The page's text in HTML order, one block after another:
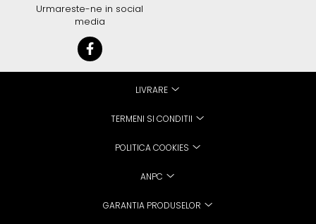
Urmareste-ne in social
media
LIVRARE
TERMENI SI CONDITII
POLITICA COOKIES
ANPC
GARANTIA PRODUSELOR